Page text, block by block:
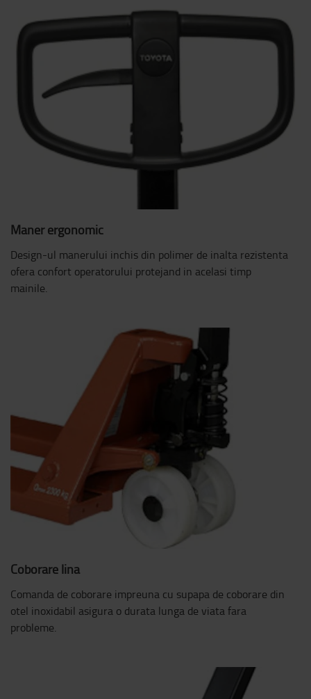
Maner ergonomic
Design-ul manerului inchis din polimer de inalta rezistenta
ofera confort operatorului protejand in acelasi timp
mainile.
Coborare lina
Comanda de coborare impreuna cu supapa de coborare din
otel inoxidabil asigura o durata lunga de viata fara
probleme.